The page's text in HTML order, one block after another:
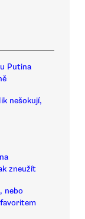
Putina
nešokují,
zneužít
nebo